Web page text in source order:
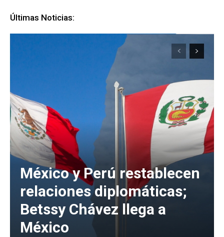
Últimas Noticias:
México y Perú restablecen
relaciones diplomáticas;
Betssy Chávez llega a
México